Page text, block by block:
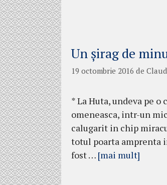
Un șirag de
19 octombrie 2016 de
* La Huta, undeva pe
omeneasca, intr-un
calugarit in chip
totul poarta amprenta
fost … [mai mult]